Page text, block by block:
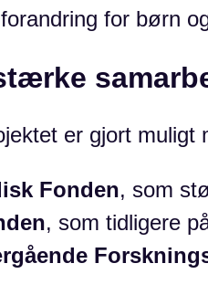
for børn
er gjort
Fonden, som
, som tidligere